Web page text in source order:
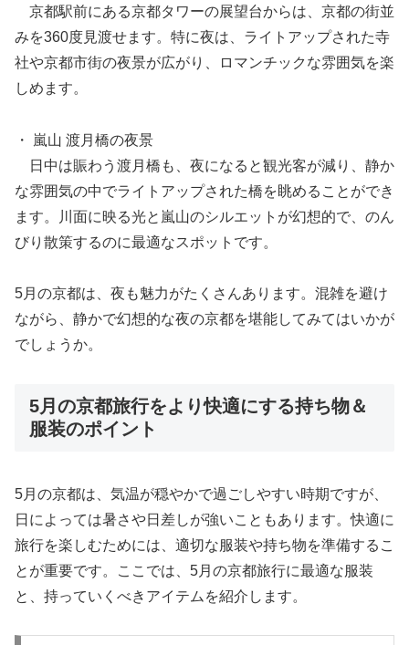
京都駅前にある京都タワーの展望台からは、京都の街並
みを360度見渡せます。特に夜は、ライトアップされた寺
社や京都市街の夜景が広がり、ロマンチックな雰囲気を楽
しめます。
・ 嵐山 渡月橋の夜景
日中は賑わう渡月橋も、夜になると観光客が減り、静か
な雰囲気の中でライトアップされた橋を眺めることができ
ます。川面に映る光と嵐山のシルエットが幻想的で、のん
びり散策するのに最適なスポットです。
5月の京都は、夜も魅力がたくさんあります。混雑を避け
ながら、静かで幻想的な夜の京都を堪能してみてはいかが
でしょうか。
5月の京都旅行をより快適にする持ち物＆
服装のポイント
5月の京都は、気温が穏やかで過ごしやすい時期ですが、
日によっては暑さや日差しが強いこともあります。快適に
旅行を楽しむためには、適切な服装や持ち物を準備するこ
とが重要です。ここでは、5月の京都旅行に最適な服装
と、持っていくべきアイテムを紹介します。